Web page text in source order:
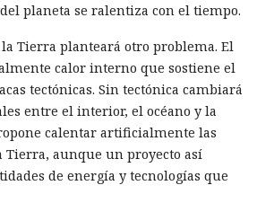
planeta se ralentiza con el tiempo.
Tierra planteará otro problema. El
calor interno que sostiene el
tectónicas. Sin tectónica cambiará
entre el interior, el océano y la
calentar artificialmente las
Tierra, aunque un proyecto así
de energía y tecnologías que